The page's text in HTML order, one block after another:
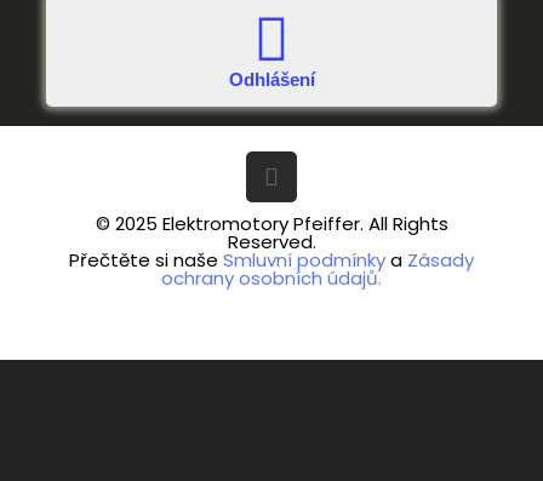
Odhlášení
© 2025 Elektromotory Pfeiffer. All Rights
Reserved.
Přečtěte si naše Smluvní podmínkya Zásady
ochrany osobních údajů.